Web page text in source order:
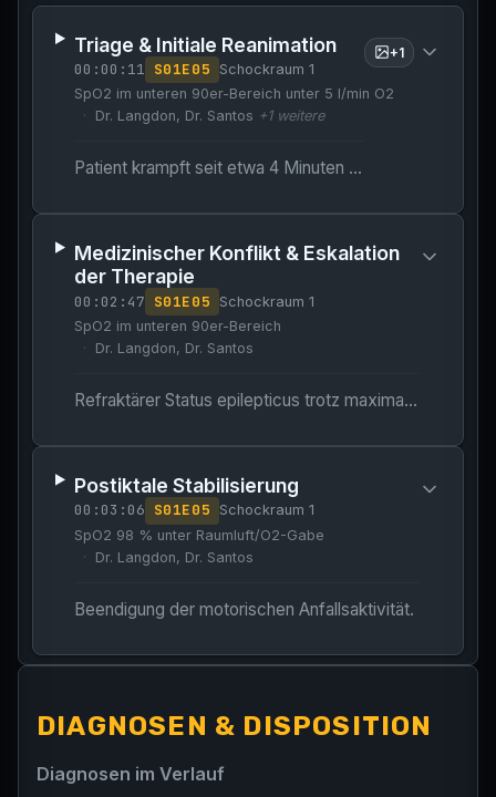
Triage & Initiale Reanimation
00:00:11 S01E05
Schockraum 1
SpO2 im unteren 90er-Bereich unter 5 l/min O2
Dr. Langdon, Dr. Santos +1 weitere
Patient krampft seit etwa 4 Minuten aktiv.
+1
Medizinischer Konflikt & Eskalation
der Therapie
00:02:47 S01E05
Schockraum 1
SpO2 im unteren 90er-Bereich
Dr. Langdon, Dr. Santos
Refraktärer Status epilepticus trotz maximaler Standarddosierung von Lorazepam.
Postiktale Stabilisierung
00:03:06 S01E05
Schockraum 1
SpO2 98 % unter Raumluft/O2-Gabe
Dr. Langdon, Dr. Santos
Beendigung der motorischen Anfallsaktivität.
DIAGNOSEN & DISPOSITION
Diagnosen im Verlauf